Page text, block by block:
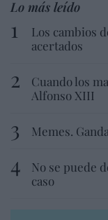
Lo más leído
Los cambios
acertados
Cuando los
Alfonso XIII
Memes.
No se puede
caso